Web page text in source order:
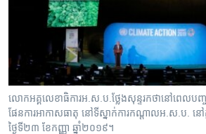
រំលង​
ទៅ​
កាន់​
កម្មវិធីទាំងអស់
Khmer English
បណ្តាញ​សង្គម
លោក​អគ្គលេខាធិការ​អ.ស.ប.​ថ្លែង​សុន្ទរកថា​នៅ​ពេល​ប
ផែនការ​អាកាសធាតុ នៅ​ទីស្នាក់ការ​កណ្តាល​អ.ស.ប.​
ថ្ងៃទី២៣ ខែកញ្ញា ឆ្នាំ២០១៩។